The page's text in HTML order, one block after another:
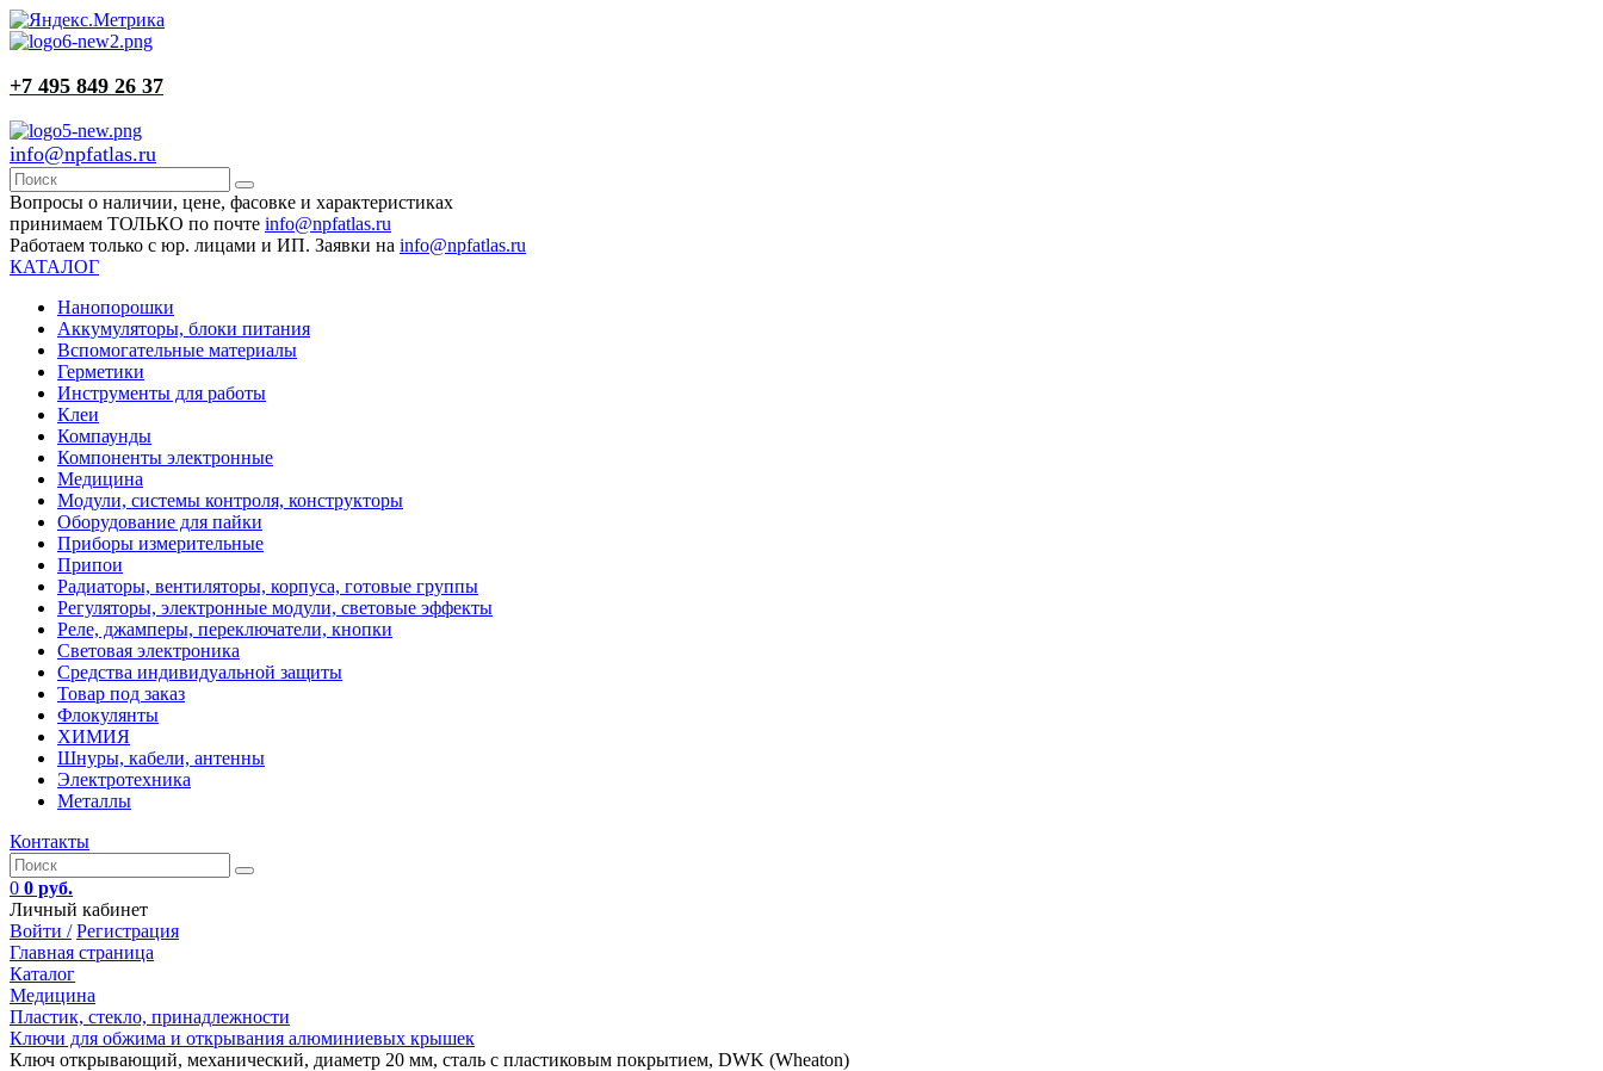
+7 495 849 26 37
info@npfatlas.ru
Вопросы о наличии, цене, фасовке и характеристиках
принимаем ТОЛЬКО по почте info@npfatlas.ru
Работаем только с юр. лицами и ИП. Заявки на info@npfatlas.ru
КАТАЛОГ
Нанопорошки
Аккумуляторы, блоки питания
Вспомогательные материалы
Герметики
Инструменты для работы
Клеи
Компаунды
Компоненты электронные
Медицина
Модули, системы контроля, конструкторы
Оборудование для пайки
Приборы измерительные
Припои
Радиаторы, вентиляторы, корпуса, готовые группы
Регуляторы, электронные модули, световые эффекты
Реле, джамперы, переключатели, кнопки
Световая электроника
Средства индивидуальной защиты
Товар под заказ
Флокулянты
ХИМИЯ
Шнуры, кабели, антенны
Электротехника
Металлы
Контакты
0 0 руб.
Личный кабинет
Войти / Регистрация
Главная страница
Каталог
Медицина
Пластик, стекло, принадлежности
Ключи для обжима и открывания алюминиевых крышек
Ключ открывающий, механический, диаметр 20 мм, сталь с пластиковым покрытием, DWK (Wheaton)